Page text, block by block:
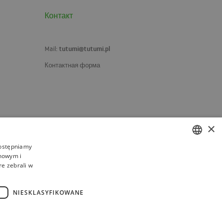
Контакт
Mail: tutumi@tutumi.pl
Контактная форма
×
i
zebrali w
NIESKLASYFIKOWANE